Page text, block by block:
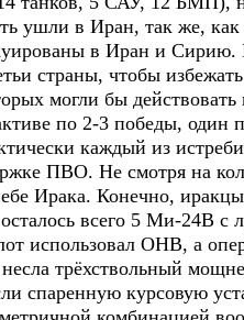
ушли в Иран, так же,
в Иран и
страны, чтобы
могли бы
по 2-3 победы,
каждый из
ПВО. Не смотря на
Ирака. Конечно,
всего 5 Ми-24В
использовал ОНВ, а
трёхствольный
спаренную курсовую